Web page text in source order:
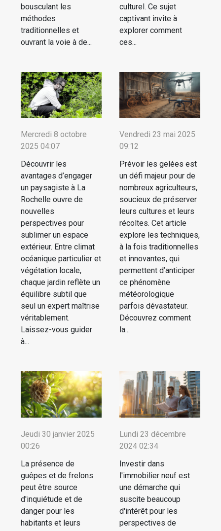
bousculant les
méthodes
traditionnelles et
ouvrant la voie à de...
culturel. Ce sujet
captivant invite à
explorer comment
ces...
Mercredi 8 octobre
2025 04:07
Découvrir les
avantages d’engager
un paysagiste à La
Rochelle ouvre de
nouvelles
perspectives pour
sublimer un espace
extérieur. Entre climat
océanique particulier et
végétation locale,
chaque jardin reflète un
équilibre subtil que
seul un expert maîtrise
véritablement.
Laissez-vous guider
à...
Vendredi 23 mai 2025
09:12
Prévoir les gelées est
un défi majeur pour de
nombreux agriculteurs,
soucieux de préserver
leurs cultures et leurs
récoltes. Cet article
explore les techniques,
à la fois traditionnelles
et innovantes, qui
permettent d’anticiper
ce phénomène
météorologique
parfois dévastateur.
Découvrez comment
la...
Jeudi 30 janvier 2025
00:26
La présence de
guêpes et de frelons
peut être source
d'inquiétude et de
danger pour les
habitants et leurs
Lundi 23 décembre
2024 02:34
Investir dans
l'immobilier neuf est
une démarche qui
suscite beaucoup
d'intérêt pour les
perspectives de